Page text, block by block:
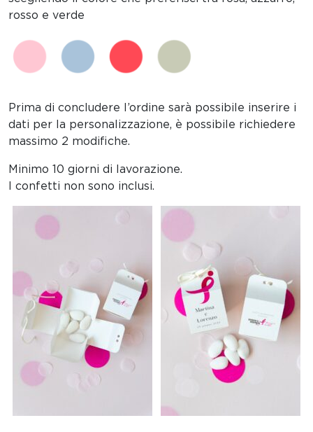
rosso e verde
Prima di concludere l’ordine sarà possibile inserire i
dati per la personalizzazione, è possibile richiedere
massimo 2 modifiche.
Minimo 10 giorni di lavorazione.
I confetti non sono inclusi.